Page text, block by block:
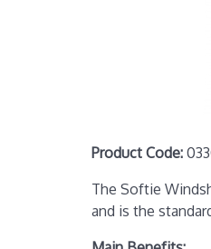
Product Code:
The Softie
and is the